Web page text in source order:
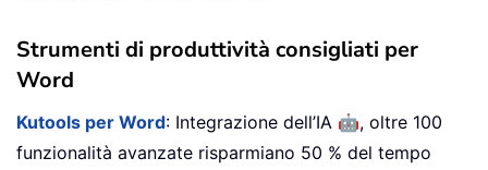
Strumenti di produttività consigliati per
Word
Kutools per Word: Integrazione dell’IA 🤖, oltre 100
funzionalità avanzate risparmiano 50 % del tempo